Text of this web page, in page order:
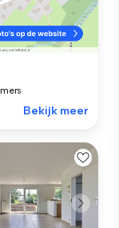
Bekijk meer